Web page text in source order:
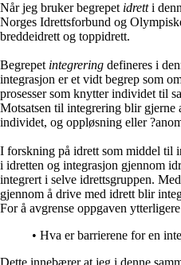
Når jeg bruker begrepet idrett i
Norges Idrettsforbund og
breddeidrett og toppidrett.
Begrepet integrering defineres i
integrasjon er et vidt begrep som
prosesser som knytter individet til
Motsatsen til integrering blir gjerne
individet, og oppløsning eller
I forskning på idrett som middel til
i idretten og integrasjon gjennom
integrert i selve idrettsgruppen.
gjennom å drive med idrett blir
For å avgrense oppgaven
• Hva er barrierene for en
Dette innebærer at jeg i denne